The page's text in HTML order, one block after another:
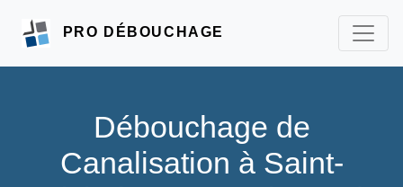
PRO DÉBOUCHAGE
Débouchage de
Canalisation à Saint-